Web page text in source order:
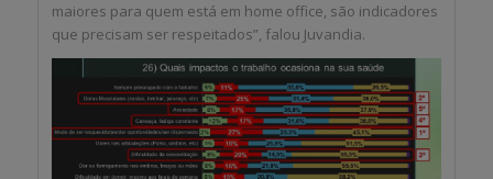
maiores para quem está em home office, são indicadores
que precisam ser respeitados”, falou Juvandia.